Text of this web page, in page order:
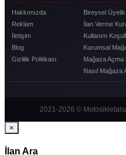
Hakkımızda
Reklam
İletişim
Blog
Gizlilik Politikası
Bireysel
İlan Verme
Kullanım
Kurumsal
Mağaza Açma
Nasıl Mağaza
2021-2026 ©
×
İlan Ara